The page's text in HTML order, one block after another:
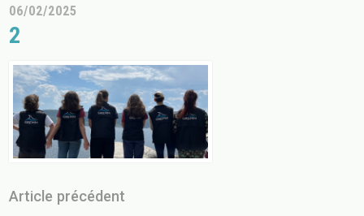
06/02/2025
2
Article précédent